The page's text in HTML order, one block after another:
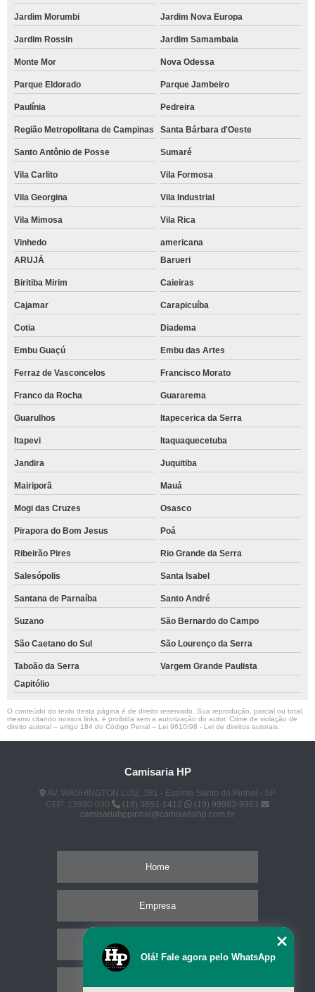
Jardim Morumbi Jardim Nova Europa
Jardim Rossin Jardim Samambaia
Monte Mor Nova Odessa
Parque Eldorado Parque Jambeiro
Paulínia Pedreira
Região Metropolitana de Campinas Santa Bárbara d'Oeste
Santo Antônio de Posse Sumaré
Vila Carlito Vila Formosa
Vila Georgina Vila Industrial
Vila Mimosa Vila Rica
Vinhedo
americana
ARUJÁ
Barueri
Biritiba Mirim Caieiras
Cajamar Carapicuíba
Cotia Diadema
Embu Guaçú Embu das Artes
Ferraz de Vasconcelos Francisco Morato
Franco da Rocha Guararema
Guarulhos Itapecerica da Serra
Itapevi Itaquaquecetuba
Jandira Juquitiba
Mairiporã Mauá
Mogi das Cruzes Osasco
Pirapora do Bom Jesus Poá
Ribeirão Pires Rio Grande da Serra
Salesópolis Santa Isabel
Santana de Parnaíba Santo André
Suzano São Bernardo do Campo
São Caetano do Sul São Lourenço da Serra
Taboão da Serra
Vargem Grande Paulista
Capitólio
O conteúdo do texto desta página é de direito reservado. Sua reprodução, parcial ou total,
mesmo citando nossos links, é proibida sem a autorização do autor. Crime de violação de
direito autoral – artigo 184 do Código Penal – Lei 9610/98 - Lei de direitos autorais
Camisaria HP
AV. WASHINGTON LUIZ, 381 - Espírito Santo do Pinhal - SP
CEP: 13990-000
(19) 3651-1412
(19) 99983-9963
camisariahppinhal@camisariahp.com.br
Home
Empresa
Olá! Fale agora pelo WhatsApp